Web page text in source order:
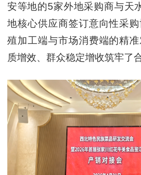
安等地的5家外地采购商与天
地核心供应商签订意向性采
殖加工端与市场消费端的精
质增效、群众稳定增收筑牢了